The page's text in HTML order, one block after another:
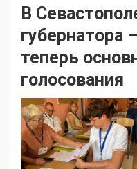
В
губернатора
теперь
голосования